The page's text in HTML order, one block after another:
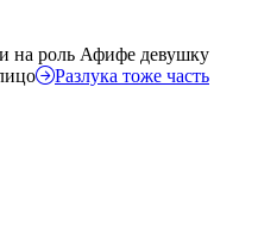
на роль Афифе девушку
Разлука тоже часть